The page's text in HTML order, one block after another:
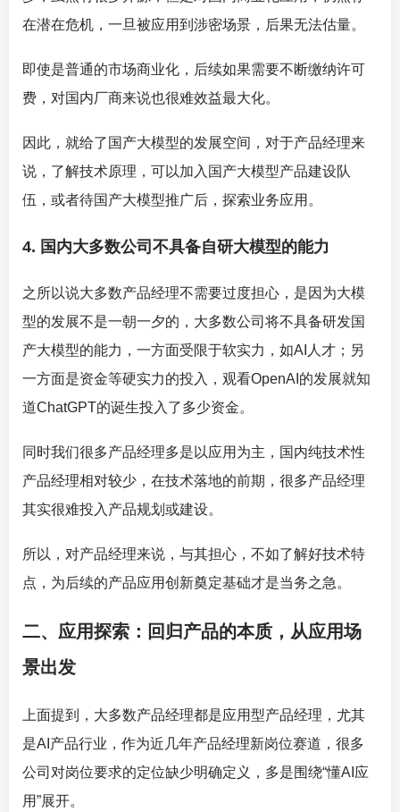
在潜在危机，一旦被应用到涉密场景，后果无法估量。
即使是普通的市场商业化，后续如果需要不断缴纳许可
费，对国内厂商来说也很难效益最大化。
因此，就给了国产大模型的发展空间，对于产品经理来
说，了解技术原理，可以加入国产大模型产品建设队
伍，或者待国产大模型推广后，探索业务应用。
4. 国内大多数公司不具备自研大模型的能力
之所以说大多数产品经理不需要过度担心，是因为大模
型的发展不是一朝一夕的，大多数公司将不具备研发国
产大模型的能力，一方面受限于软实力，如AI人才；另
一方面是资金等硬实力的投入，观看OpenAI的发展就知
道ChatGPT的诞生投入了多少资金。
同时我们很多产品经理多是以应用为主，国内纯技术性
产品经理相对较少，在技术落地的前期，很多产品经理
其实很难投入产品规划或建设。
所以，对产品经理来说，与其担心，不如了解好技术特
点，为后续的产品应用创新奠定基础才是当务之急。
二、应用探索：回归产品的本质，从应用场
景出发
上面提到，大多数产品经理都是应用型产品经理，尤其
是AI产品行业，作为近几年产品经理新岗位赛道，很多
公司对岗位要求的定位缺少明确定义，多是围绕“懂AI应
用”展开。